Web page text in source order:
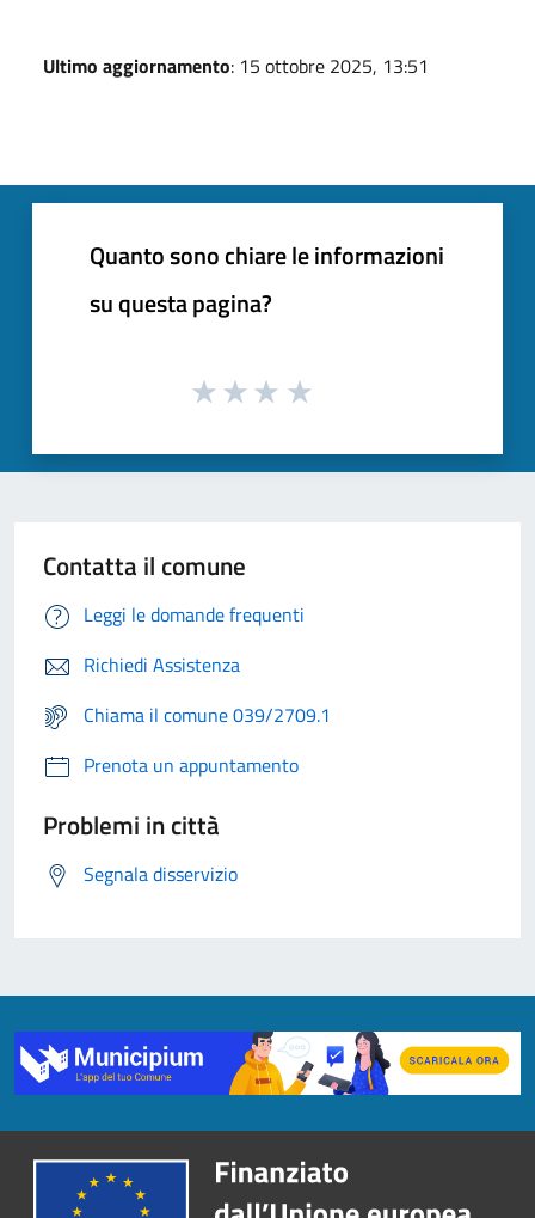
Ultimo aggiornamento: 15 ottobre 2025, 13:51
Quanto sono chiare le informazioni
su questa pagina?
Contatta il comune
Leggi le domande frequenti
Richiedi Assistenza
Chiama il comune 039/2709.1
Prenota un appuntamento
Problemi in città
Segnala disservizio